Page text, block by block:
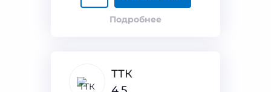
Подробнее
ТТК